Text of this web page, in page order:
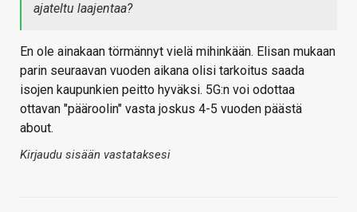
ajateltu laajentaa?
En ole ainakaan törmännyt vielä mihinkään. Elisan mukaan
parin seuraavan vuoden aikana olisi tarkoitus saada
isojen kaupunkien peitto hyväksi. 5G:n voi odottaa
ottavan "pääroolin" vasta joskus 4-5 vuoden päästä
about.
Kirjaudu sisään vastataksesi